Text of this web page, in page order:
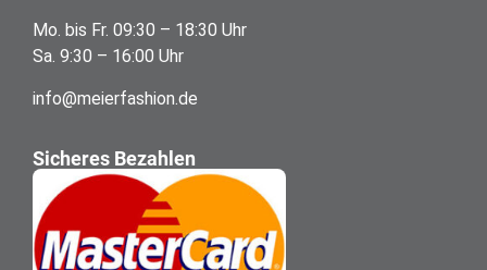
Mo. bis Fr. 09:30 – 18:30 Uhr
Sa. 9:30 – 16:00 Uhr
info@meierfashion.de
Sicheres Bezahlen